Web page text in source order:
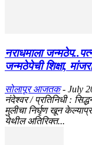
नराधमाला
जन्मठेपेची शिक्षा,
सोलापूर आजतक - July
नंदेश्वर / प्रतिनिधी :
मुलीचा निर्घृण खून
येथील अतिरिक्त...